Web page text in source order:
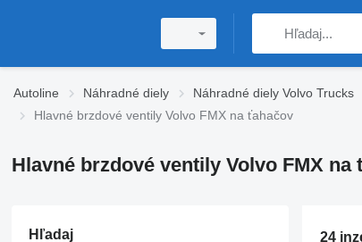
Autoline Náhradné diely Náhradné diely Volvo Trucks
Hlavné brzdové ventily Volvo FMX na ťahačov
Hlavné brzdové ventily Volvo FMX na
Hľadaj 24